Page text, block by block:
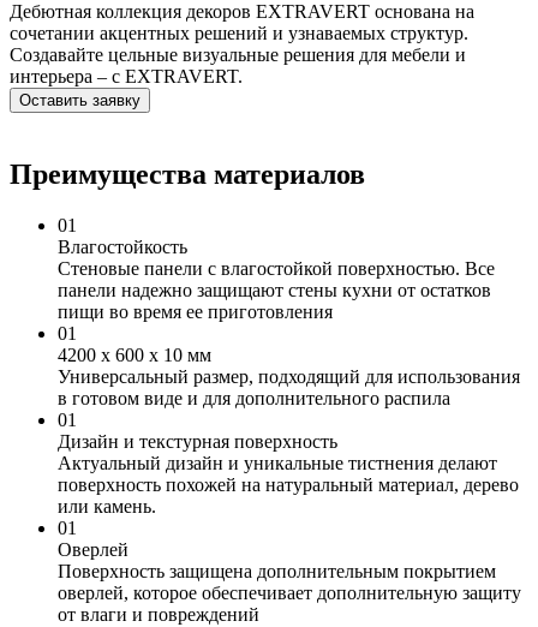
Дебютная коллекция декоров EXTRAVERT основана на
сочетании акцентных решений и узнаваемых структур.
Создавайте цельные визуальные решения для мебели и
интерьера – с EXTRAVERT.
Оставить заявку
Преимущества материалов
01
Влагостойкость
Стеновые панели с влагостойкой поверхностью. Все
панели надежно защищают стены кухни от остатков
пищи во время ее приготовления
01
4200 х 600 х 10 мм
Универсальный размер, подходящий для использования
в готовом виде и для дополнительного распила
01
Дизайн и текстурная поверхность
Актуальный дизайн и уникальные тистнения делают
поверхность похожей на натуральный материал, дерево
или камень.
01
Оверлей
Поверхность защищена дополнительным покрытием
оверлей, которое обеспечивает дополнительную защиту
от влаги и повреждений